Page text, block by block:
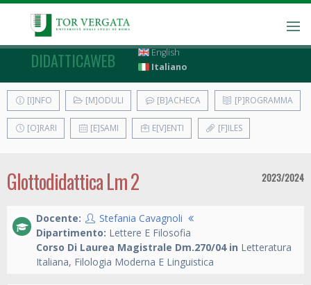
DIDATTICAWEB
English
Italiano
[I]NFO [M]ODULI [B]ACHECA [P]ROGRAMMA
[O]RARI [E]SAMI E[V]ENTI [F]ILES
Glottodidattica Lm 2 2023/2024
Docente:
Stefania Cavagnoli
Dipartimento: Lettere E Filosofia
Corso Di Laurea Magistrale Dm.270/04 in Letteratura
Italiana, Filologia Moderna E Linguistica